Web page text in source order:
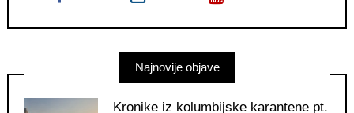
Najnovije objave
Kronike iz kolumbijske karantene pt.